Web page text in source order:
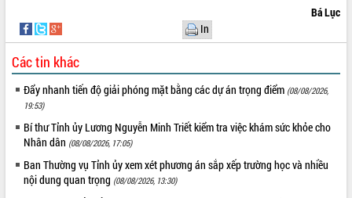
để phát triển du lịch Đắk Lắk
Khởi động Dự án Đầu tư xây dựng hạ
tầng kỹ thuật Cụm công nghiệp Tân
Tiến
Gặp mặt các cơ quan báo chí nhân Kỷ
niệm 101 năm Ngày Báo chí Cách
mạng Việt Nam
Đắk Lắk sơ kết 4 năm triển khai thực
hiện Đề án 06 của Chính phủ
Họp báo thông tin về Hội nghị Công bố
Bá Lục
In
Các tin khác
Đẩy nhanh tiến độ giải phóng mặt bằng các dự án trọng điểm (08/08/2026,
19:53)
Bí thư Tỉnh ủy Lương Nguyễn Minh Triết kiểm tra việc khám sức khỏe cho
Nhân dân (08/08/2026, 17:05)
Ban Thường vụ Tỉnh ủy xem xét phương án sắp xếp trường học và nhiều
nội dung quan trọng (08/08/2026, 13:30)